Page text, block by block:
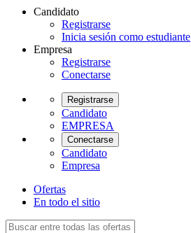
Candidato
Registrarse
Inicia sesión como estudiante
Empresa
Registrarse
Conectarse
Registrarse
Candidato
EMPRESA
Conectarse
Candidato
Empresa
Ofertas
En todo el sitio